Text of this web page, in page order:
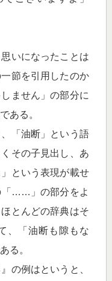
いになったことは
節を引用したのか
ません」の部分に
ある。
「油断」という語
その子見出し、あ
という表現が載せ
「……」の部分をよ
とんどの辞典はそ
、「油断も隙もな
る。
の例はというと、